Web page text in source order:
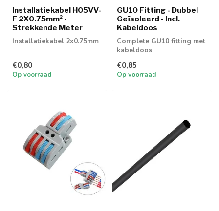
Installatiekabel H05VV-
F 2X0.75mm² -
Strekkende Meter
Installatiekabel 2x0.75mm
€0,80
Op voorraad
GU10 Fitting - Dubbel
Geïsoleerd - Incl.
Kabeldoos
Complete GU10 fitting met
kabeldoos
€0,85
Op voorraad